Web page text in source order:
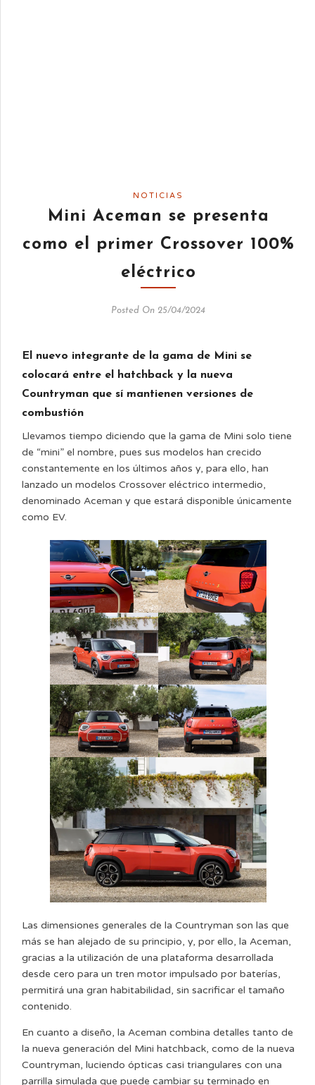
NOTICIAS
Mini Aceman se presenta
como el primer Crossover 100%
eléctrico
Posted On 25/04/2024
El nuevo integrante de la gama de Mini se
colocará entre el hatchback y la nueva
Countryman que sí mantienen versiones de
combustión
Llevamos tiempo diciendo que la gama de Mini solo tiene
de “mini” el nombre, pues sus modelos han crecido
constantemente en los últimos años y, para ello, han
lanzado un modelos Crossover eléctrico intermedio,
denominado Aceman y que estará disponible únicamente
como EV.
Las dimensiones generales de la Countryman son las que
más se han alejado de su principio, y, por ello, la Aceman,
gracias a la utilización de una plataforma desarrollada
desde cero para un tren motor impulsado por baterías,
permitirá una gran habitabilidad, sin sacrificar el tamaño
contenido.
En cuanto a diseño, la Aceman combina detalles tanto de
la nueva generación del Mini hatchback, como de la nueva
Countryman, luciendo ópticas casi triangulares con una
parrilla simulada que puede cambiar su terminado en